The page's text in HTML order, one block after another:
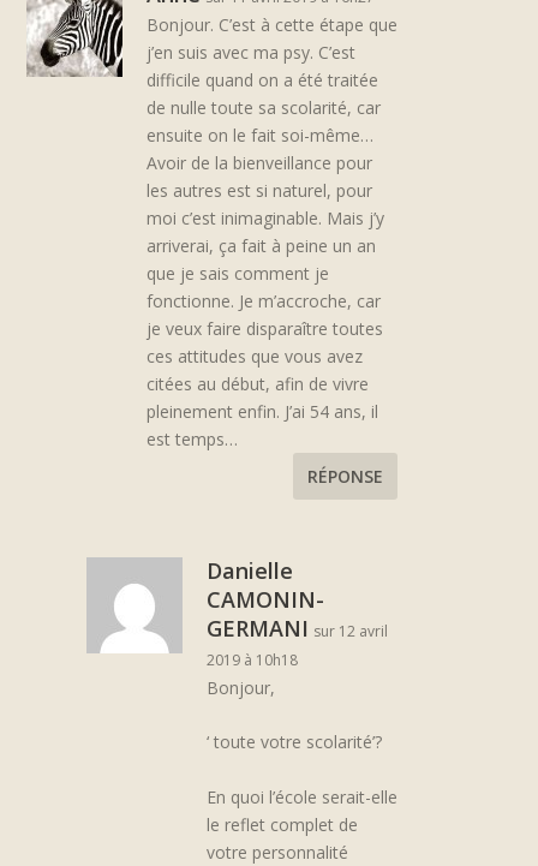
Bonjour. C’est à cette étape que
j’en suis avec ma psy. C’est
difficile quand on a été traitée
de nulle toute sa scolarité, car
ensuite on le fait soi-même…
Avoir de la bienveillance pour
les autres est si naturel, pour
moi c’est inimaginable. Mais j’y
arriverai, ça fait à peine un an
que je sais comment je
fonctionne. Je m’accroche, car
je veux faire disparaître toutes
ces attitudes que vous avez
citées au début, afin de vivre
pleinement enfin. J’ai 54 ans, il
est temps…
RÉPONSE
Danielle
CAMONIN-
GERMANI sur 12 avril
2019 à 10h18
Bonjour,
‘ toute votre scolarité’?
En quoi l’école serait-elle
le reflet complet de
votre personnalité